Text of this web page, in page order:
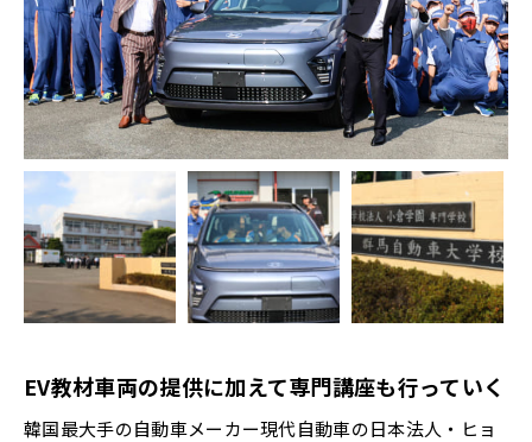
EV教材車両の提供に加えて専門講座も行っていく
韓国最大手の自動車メーカー現代自動車の日本法人・ヒョ